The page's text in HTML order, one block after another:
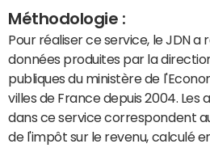
Méthodologie :
Pour réaliser ce service, le JDN a
données produites par la
publiques du ministère de
villes de France depuis 2004. Les
dans ce service correspondent
de l'impôt sur le revenu, calculé